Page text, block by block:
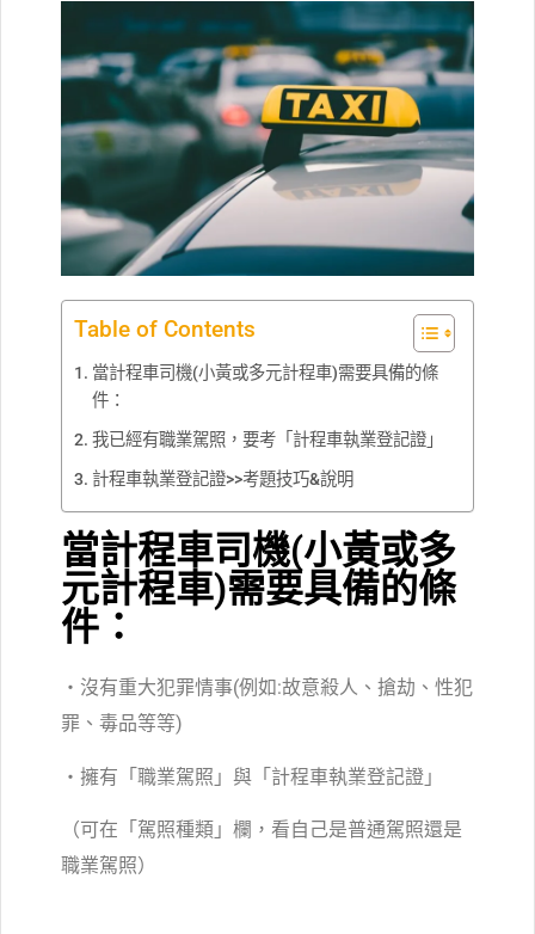
Table of Contents
當計程車司機(小黃或多元計程車)需要具備的條
件：
我已經有職業駕照，要考「計程車執業登記證」
計程車執業登記證>>考題技巧&說明
當計程車司機(小黃或多
元計程車)需要具備的條
件：
・沒有重大犯罪情事(例如:故意殺人、搶劫、性犯
罪、毒品等等)
・擁有「職業駕照」與「計程車執業登記證」
（​可在「駕照種類」欄，看自己是普通駕照還是
職業駕照）